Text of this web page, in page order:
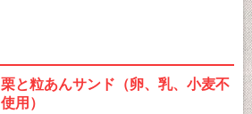
栗と粒あんサンド（卵、乳、小麦不
使用）